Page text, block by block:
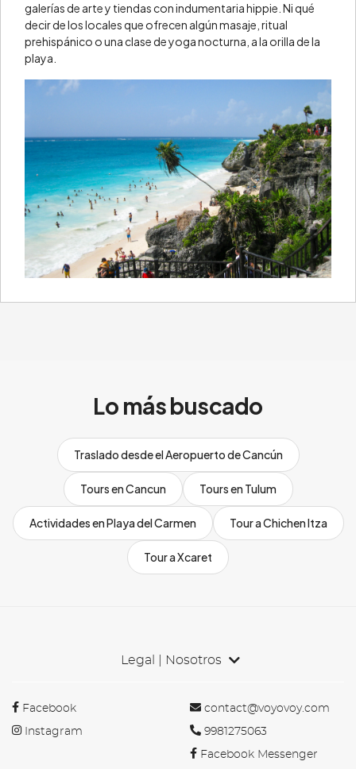
galerías de arte y tiendas con indumentaria hippie. Ni qué
decir de los locales que ofrecen algún masaje, ritual
prehispánico o una clase de yoga nocturna, a la orilla de la
playa.
Lo más buscado
Traslado desde el Aeropuerto de Cancún
Tours en Cancun Tours en Tulum
Actividades en Playa del Carmen Tour a Chichen Itza
Tour a Xcaret
Legal | Nosotros
Facebook
Instagram
contact@voyovoy.com
9981275063
Facebook Messenger